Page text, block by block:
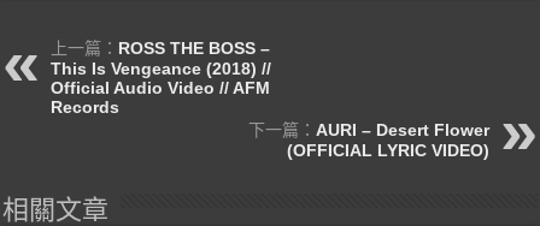
上一篇： ROSS THE BOSS –
This Is Vengeance (2018) //
Official Audio Video // AFM
Records
下一篇： AURI – Desert Flower
(OFFICIAL LYRIC VIDEO)
相關文章